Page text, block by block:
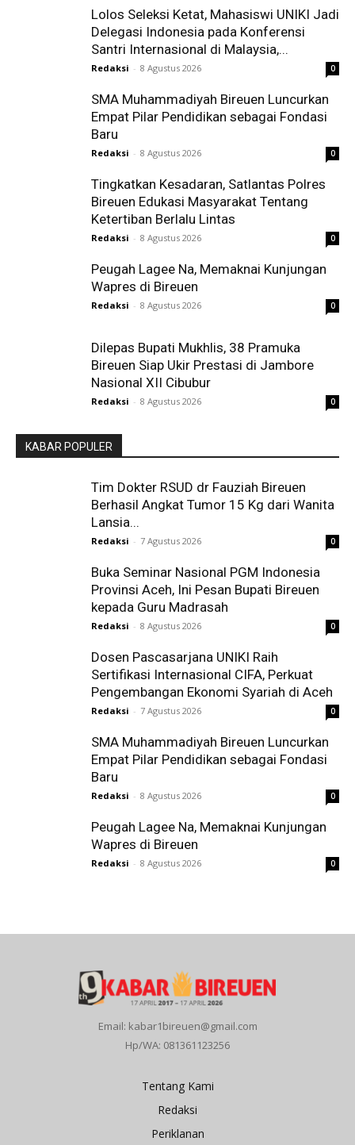
Lolos Seleksi Ketat, Mahasiswi UNIKI Jadi
Delegasi Indonesia pada Konferensi
Santri Internasional di Malaysia,...
Redaksi - 8 Agustus 2026 0
SMA Muhammadiyah Bireuen Luncurkan
Empat Pilar Pendidikan sebagai Fondasi
Baru
Redaksi - 8 Agustus 2026 0
Tingkatkan Kesadaran, Satlantas Polres
Bireuen Edukasi Masyarakat Tentang
Ketertiban Berlalu Lintas
Redaksi - 8 Agustus 2026 0
Peugah Lagee Na, Memaknai Kunjungan
Wapres di Bireuen
Redaksi - 8 Agustus 2026 0
Dilepas Bupati Mukhlis, 38 Pramuka
Bireuen Siap Ukir Prestasi di Jambore
Nasional XII Cibubur
Redaksi - 8 Agustus 2026 0
KABAR POPULER
Tim Dokter RSUD dr Fauziah Bireuen
Berhasil Angkat Tumor 15 Kg dari Wanita
Lansia...
Redaksi - 7 Agustus 2026 0
Buka Seminar Nasional PGM Indonesia
Provinsi Aceh, Ini Pesan Bupati Bireuen
kepada Guru Madrasah
Redaksi - 8 Agustus 2026 0
Dosen Pascasarjana UNIKI Raih
Sertifikasi Internasional CIFA, Perkuat
Pengembangan Ekonomi Syariah di Aceh
Redaksi - 7 Agustus 2026 0
SMA Muhammadiyah Bireuen Luncurkan
Empat Pilar Pendidikan sebagai Fondasi
Baru
Redaksi - 8 Agustus 2026 0
Peugah Lagee Na, Memaknai Kunjungan
Wapres di Bireuen
Redaksi - 8 Agustus 2026 0
Email: kabar1bireuen@gmail.com
Hp/WA: 081361123256
Tentang Kami
Redaksi
Periklanan